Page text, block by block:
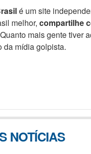
é um site
melhor, compartilhe
mais gente tiver
da mídia golpista.
NOTÍCIAS